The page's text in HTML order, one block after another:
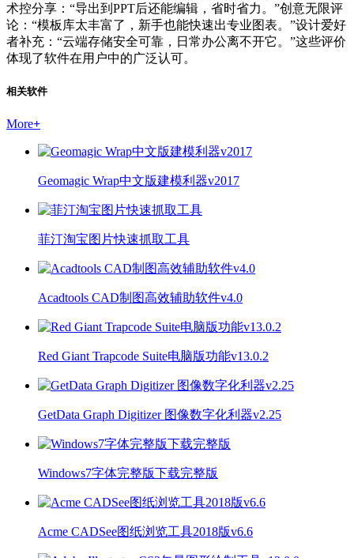
术控分享：“导出到PPT后还能编辑，省时省力。”创意无限评
论：“模板库太丰富了，新手也能快速出专业图表。”设计爱好
者补充：“云端存储安全可靠，日常办公离不开它。”这些评价
体现了软件在用户中的广泛认可。
相关软件
More+
Geomagic Wrap中文版建模利器v2017
菲汀淘宝图片快速抓取工具
Acadtools CAD制图高效辅助软件v4.0
Red Giant Trapcode Suite电脑版功能v13.0.2
GetData Graph Digitizer 图像数字化利器v2.25
Windows7字体完整版下载完整版
Acme CADSee图纸浏览工具2018版v6.6